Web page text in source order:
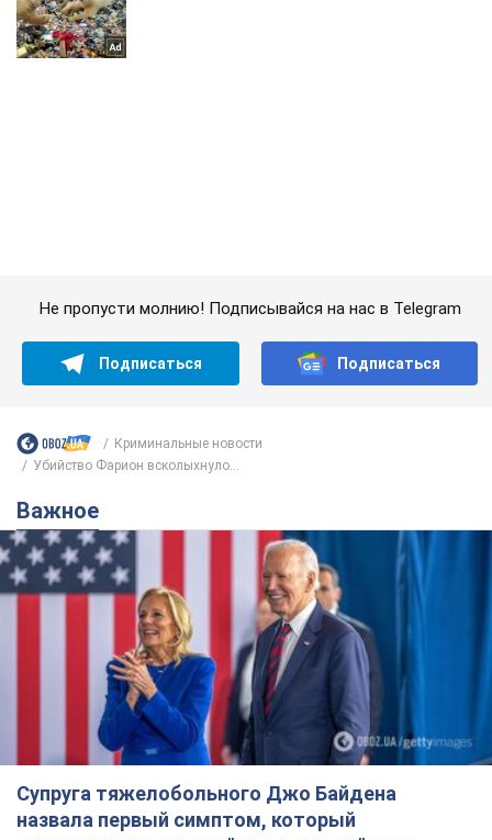
Супруга тяжелобольного Джо Байдена
назвала первый симптом, который
сигнализировал о его "агрессивном" раке
Сначала врачи не обратили на это должного внимания
6.08.2026 12:46 15,1 т.
Отпуск Леси Никитюк в Карпатах
обернулся скандалом: почему
ведущую несправедливо захейтили